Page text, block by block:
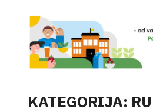
KATEGORIJA: